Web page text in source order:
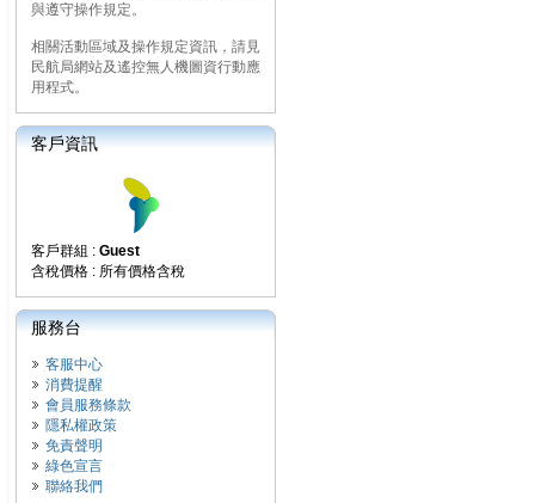
與遵守操作規定。
相關活動區域及操作規定資訊，請見
民航局網站及遙控無人機圖資行動應
用程式。
客戶資訊
客戶群組 : Guest
含稅價格 : 所有價格含稅
服務台
客服中心
消費提醒
會員服務條款
隱私權政策
免責聲明
綠色宣言
聯絡我們